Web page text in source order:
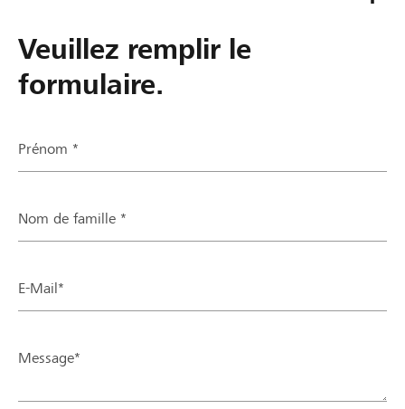
Veuillez remplir le
formulaire.
Prénom *
Nom de famille *
E-Mail*
Message*